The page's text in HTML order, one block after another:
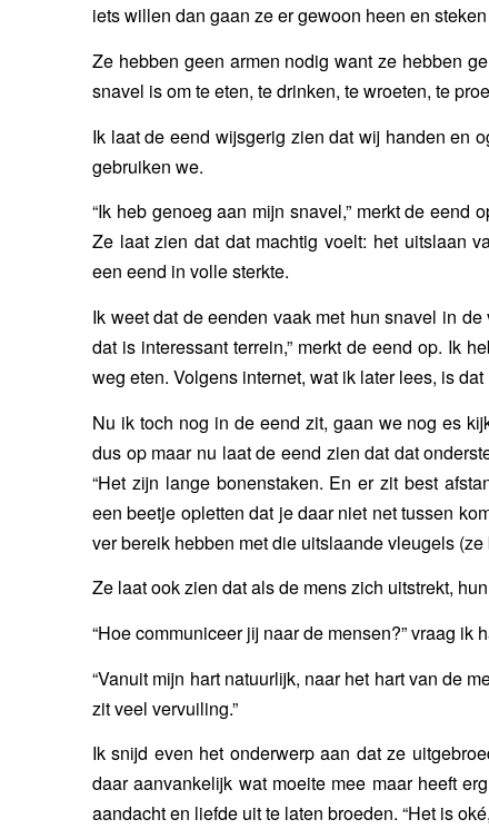
iets willen dan gaan ze er gewoon heen en
Ze hebben geen armen nodig want ze hebben
snavel is om te eten, te drinken, te wroeten, te
Ik laat de eend wijsgerig zien dat wij handen en
gebruiken we.
“Ik heb genoeg aan mijn snavel,” merkt de eend
Ze laat zien dat dat machtig voelt: het uitslaan
een eend in volle sterkte.
Ik weet dat de eenden vaak met hun snavel in
dat is interessant terrein,” merkt de eend op. Ik
weg eten. Volgens internet, wat ik later lees, is dat
Nu ik toch nog in de eend zit, gaan we nog es
dus op maar nu laat de eend zien dat dat
“Het zijn lange bonenstaken. En er zit best
een beetje opletten dat je daar niet net tussen
ver bereik hebben met die uitslaande vleugels
Ze laat ook zien dat als de mens zich uitstrekt,
“Hoe communiceer jij naar de mensen?” vraag ik
“Vanuit mijn hart natuurlijk, naar het hart van de
zit veel vervuiling.”
Ik snijd even het onderwerp aan dat ze
daar aanvankelijk wat moeite mee maar heeft
aandacht en liefde uit te laten broeden. “Het is